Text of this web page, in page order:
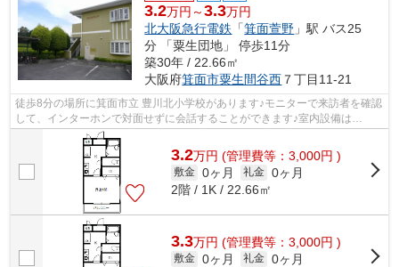
3.2万円～3.3万円
北大阪急行電鉄 「箕面萱野 」駅 バス25
分 「粟生団地」 停歩11分
築30年 / 22.66㎡
大阪府箕面市粟生間谷西 ７丁目11-21
徒歩8分の場所に箕面市立 豊川北小学校があります♪モニターで来訪者を確認
して、インターホンで対面せずに会話することができます♪室内設備は
CATV・エアコンなど豊富に揃っており、過...
3.2万円 (管理費等：3,000円 )
敷金 0ヶ月 礼金 0ヶ月
2階 / 1K / 22.66㎡
3.3万円 (管理費等：3,000円 )
敷金 0ヶ月 礼金 0ヶ月